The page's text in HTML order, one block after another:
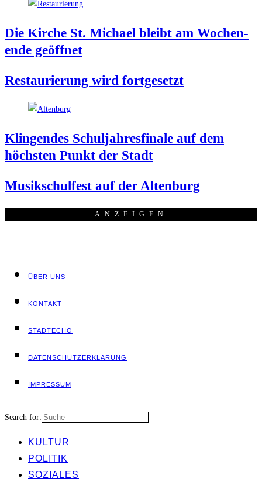
Die Kir­che St. Micha­el bleibt am Wochen­
en­de geöffnet
Restau­rie­rung wird fortgesetzt
Klin­gen­des Schul­jah­res­fi­na­le auf dem
höchs­ten Punkt der Stadt
Musik­schul­fest auf der Altenburg
ANZEI­GEN
ÜBER UNS
KON­TAKT
STADT­ECHO
DATEN­SCHUTZ­ER­KLÄ­RUNG
IMPRES­SUM
Search for:
KUL­TUR
POLI­TIK
SOZIA­LES